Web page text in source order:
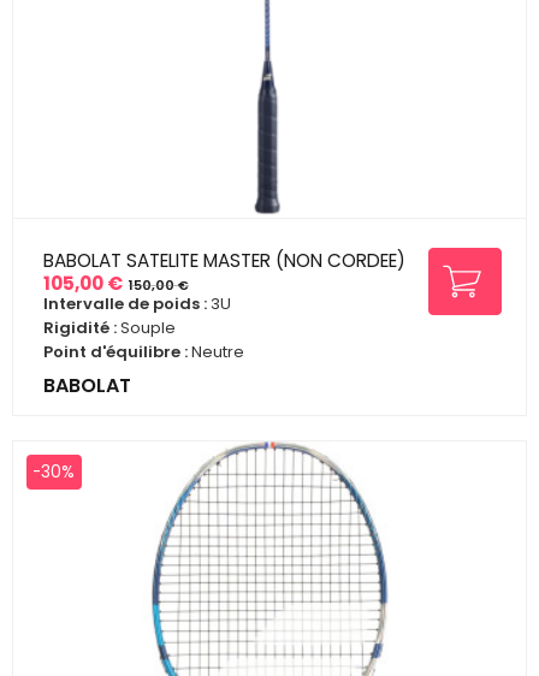
BABOLAT SATELITE MASTER (NON CORDEE)
Prix
105,00 €
Prix
de
base
150,00 €
Intervalle de poids : 3U
Rigidité :Souple
Point d'équilibre :Neutre
BABOLAT
-30%